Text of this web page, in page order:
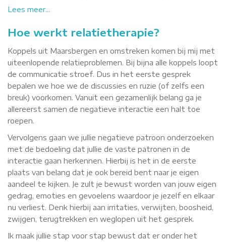
Lees meer...
Hoe werkt relatietherapie?
Koppels uit Maarsbergen en omstreken komen bij mij met
uiteenlopende relatieproblemen. Bij bijna alle koppels loopt
de communicatie stroef. Dus in het eerste gesprek
bepalen we hoe we de discussies en ruzie (of zelfs een
breuk) voorkomen. Vanuit een gezamenlijk belang ga je
allereerst samen de negatieve interactie een halt toe
roepen.
Vervolgens gaan we jullie negatieve patroon onderzoeken
met de bedoeling dat jullie de vaste patronen in de
interactie gaan herkennen. Hierbij is het in de eerste
plaats van belang dat je ook bereid bent naar je eigen
aandeel te kijken. Je zult je bewust worden van jouw eigen
gedrag, emoties en gevoelens waardoor je jezelf en elkaar
nu verliest. Denk hierbij aan irritaties, verwijten, boosheid,
zwijgen, terugtrekken en weglopen uit het gesprek.
Ik maak jullie stap voor stap bewust dat er onder het